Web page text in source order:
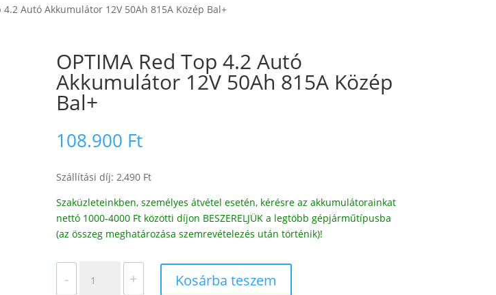
4.2 Autó Akkumulátor 12V 50Ah 815A Közép Bal+
OPTIMA Red Top 4.2 Autó
Akkumulátor 12V 50Ah 815A Közép
Bal+
108.900 Ft
Szállítási díj: 2,490 Ft
Szaküzleteinkben, személyes átvétel esetén, kérésre az akkumulátorainkat
nettó 1000-4000 Ft közötti díjon BESZERELJÜK a legtöbb gépjárműtípusba
(az összeg meghatározása szemrevételezés után történik)!
-
Red
+ Kosárba teszem